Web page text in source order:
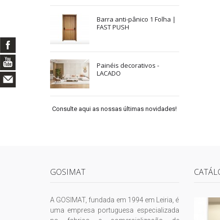
Barra anti-pânico 1 Folha |
FAST PUSH
Painéis decorativos -
LACADO
Consulte aqui as nossas últimas novidades!
GOSIMAT
A GOSIMAT, fundada em 1994 em Leiria, é
uma empresa portuguesa especializada